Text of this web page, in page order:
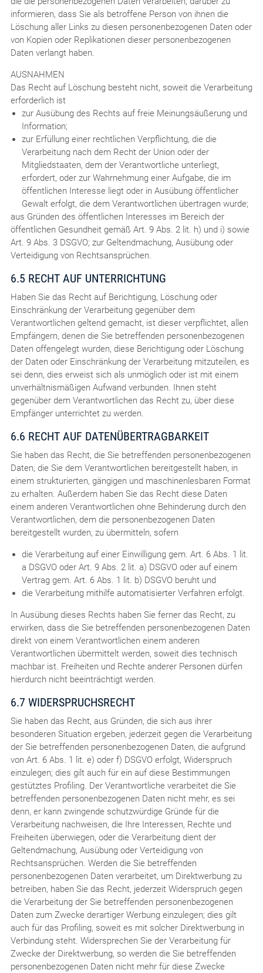
informieren, dass Sie als betroffene Person von ihnen die
Löschung aller Links zu diesen personenbezogenen Daten oder
von Kopien oder Replikationen dieser personenbezogenen
Daten verlangt haben.
AUSNAHMEN
Das Recht auf Löschung besteht nicht, soweit die Verarbeitung
erforderlich ist
zur Ausübung des Rechts auf freie Meinungsäußerung und
Information;
zur Erfüllung einer rechtlichen Verpflichtung, die die
Verarbeitung nach dem Recht der Union oder der
Mitgliedstaaten, dem der Verantwortliche unterliegt,
erfordert, oder zur Wahrnehmung einer Aufgabe, die im
öffentlichen Interesse liegt oder in Ausübung öffentlicher
Gewalt erfolgt, die dem Verantwortlichen übertragen wurde;
aus Gründen des öffentlichen Interesses im Bereich der
öffentlichen Gesundheit gemäß Art. 9 Abs. 2 lit. h) und i) sowie
Art. 9 Abs. 3 DSGVO; zur Geltendmachung, Ausübung oder
Verteidigung von Rechtsansprüchen.
6.5 RECHT AUF UNTERRICHTUNG
Haben Sie das Recht auf Berichtigung, Löschung oder
Einschränkung der Verarbeitung gegenüber dem
Verantwortlichen geltend gemacht, ist dieser verpflichtet, allen
Empfängern, denen die Sie betreffenden personenbezogenen
Daten offengelegt wurden, diese Berichtigung oder Löschung
der Daten oder Einschränkung der Verarbeitung mitzuteilen, es
sei denn, dies erweist sich als unmöglich oder ist mit einem
unverhältnismäßigen Aufwand verbunden. Ihnen steht
gegenüber dem Verantwortlichen das Recht zu, über diese
Empfänger unterrichtet zu werden.
6.6 RECHT AUF DATENÜBERTRAGBARKEIT
Sie haben das Recht, die Sie betreffenden personenbezogenen
Daten, die Sie dem Verantwortlichen bereitgestellt haben, in
einem strukturierten, gängigen und maschinenlesbaren Format
zu erhalten. Außerdem haben Sie das Recht diese Daten
einem anderen Verantwortlichen ohne Behinderung durch den
Verantwortlichen, dem die personenbezogenen Daten
bereitgestellt wurden, zu übermitteln, sofern
die Verarbeitung auf einer Einwilligung gem. Art. 6 Abs. 1 lit.
a DSGVO oder Art. 9 Abs. 2 lit. a) DSGVO oder auf einem
Vertrag gem. Art. 6 Abs. 1 lit. b) DSGVO beruht und
die Verarbeitung mithilfe automatisierter Verfahren erfolgt.
In Ausübung dieses Rechts haben Sie ferner das Recht, zu
erwirken, dass die Sie betreffenden personenbezogenen Daten
direkt von einem Verantwortlichen einem anderen
Verantwortlichen übermittelt werden, soweit dies technisch
machbar ist. Freiheiten und Rechte anderer Personen dürfen
hierdurch nicht beeinträchtigt werden.
6.7 WIDERSPRUCHSRECHT
Sie haben das Recht, aus Gründen, die sich aus ihrer
besonderen Situation ergeben, jederzeit gegen die Verarbeitung
der Sie betreffenden personenbezogenen Daten, die aufgrund
von Art. 6 Abs. 1 lit. e) oder f) DSGVO erfolgt, Widerspruch
einzulegen; dies gilt auch für ein auf diese Bestimmungen
gestütztes Profiling. Der Verantwortliche verarbeitet die Sie
betreffenden personenbezogenen Daten nicht mehr, es sei
denn, er kann zwingende schutzwürdige Gründe für die
Verarbeitung nachweisen, die Ihre Interessen, Rechte und
Freiheiten überwiegen, oder die Verarbeitung dient der
Geltendmachung, Ausübung oder Verteidigung von
Rechtsansprüchen. Werden die Sie betreffenden
personenbezogenen Daten verarbeitet, um Direktwerbung zu
betreiben, haben Sie das Recht, jederzeit Widerspruch gegen
die Verarbeitung der Sie betreffenden personenbezogenen
Daten zum Zwecke derartiger Werbung einzulegen; dies gilt
auch für das Profiling, soweit es mit solcher Direktwerbung in
Verbindung steht. Widersprechen Sie der Verarbeitung für
Zwecke der Direktwerbung, so werden die Sie betreffenden
personenbezogenen Daten nicht mehr für diese Zwecke